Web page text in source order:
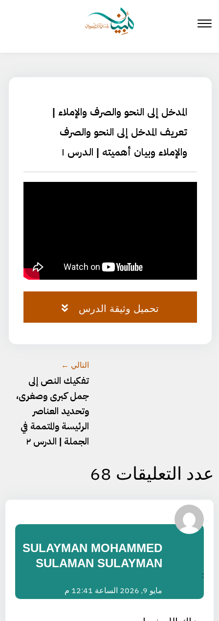
المحتوى
المدخل إلى النحو والصرف والإملاء |
تعريف المدخل إلى النحو والصرف
والإملاء وبيان أهميته | الدرس ١
تحميل وثيقة الدرس
التالي ←
تفكيك النص إلى
جمل كبرى وصغرى،
وتحديد العناصر
الرئيسة والمتممة في
الجملة | الدرس ٢
عدد التعليقات 68
SULAYMAN MOHAMMED
SULAMAN SULAYMAN
:
مايو 9, 2026 الساعة 12:41 م